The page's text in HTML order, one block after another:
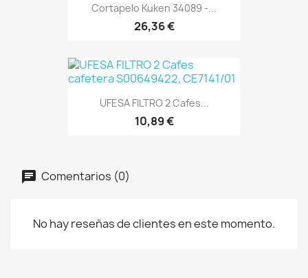
Cortapelo Kuken 34089 -...
26,36 €
UFESA FILTRO 2 Cafes...
10,89 €
Comentarios (0)
No hay reseñas de clientes en este momento.